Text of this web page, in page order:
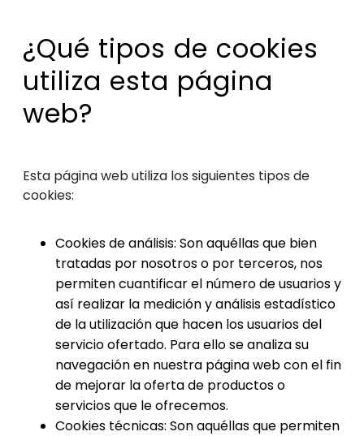
¿Qué tipos de cookies
utiliza esta página
web?
Esta página web utiliza los siguientes tipos de
cookies:
Cookies de análisis: Son aquéllas que bien
tratadas por nosotros o por terceros, nos
permiten cuantificar el número de usuarios y
así realizar la medición y análisis estadístico
de la utilización que hacen los usuarios del
servicio ofertado. Para ello se analiza su
navegación en nuestra página web con el fin
de mejorar la oferta de productos o
servicios que le ofrecemos.
Cookies técnicas: Son aquéllas que permiten